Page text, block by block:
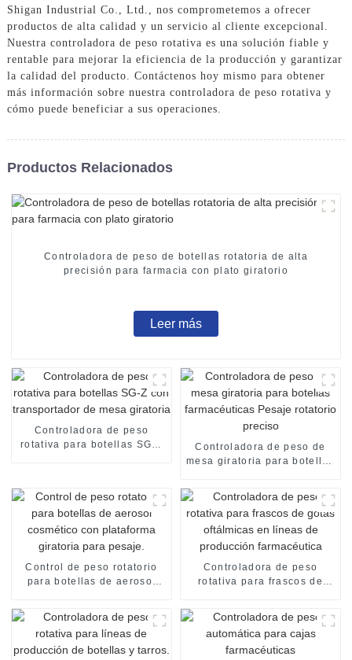
Shigan Industrial Co., Ltd., nos comprometemos a ofrecer
productos de alta calidad y un servicio al cliente excepcional.
Nuestra controladora de peso rotativa es una solución fiable y
rentable para mejorar la eficiencia de la producción y garantizar
la calidad del producto. Contáctenos hoy mismo para obtener
más información sobre nuestra controladora de peso rotativa y
cómo puede beneficiar a sus operaciones.
Productos Relacionados
Controladora de peso de botellas rotatoria de alta
precisión para farmacia con plato giratorio
Leer más
Controladora de peso
rotativa para botellas SG-Z
Controladora de peso de
mesa giratoria para botellas
Control de peso rotatorio
para botellas de aerosol
Controladora de peso
rotativa para frascos de
de producción farmacéutica